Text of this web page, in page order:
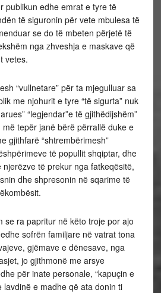
publikun edhe emrat e tyre të
të siguronin për vete mbulesa të
se do të mbeten përjetë të
nga zhveshja e maskave që
vetes.
“vullnetare” për ta mjegulluar sa
me njohurit e tyre “të sigurta” nuk
“legjendar”e të gjithëdijshëm”
tepër janë bërë përrallë duke e
gjithfarë “shtrembërimesh”
të popullit shqiptar, dhe
të prekur nga fatkeqësitë,
dhe shpresonin në sqarime të
se ra papritur në këto troje por ajo
sofrën familjare në vatrat tona
gjëmave e dënesave, nga
jo gjithmonë me arsye
për inate personale, “kapuçin e
lavdinë e madhe që ata donin ti